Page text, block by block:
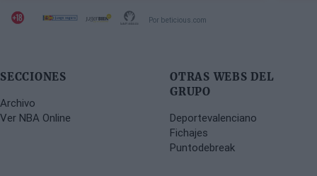
Por beticious.com
SECCIONES
Archivo
Ver NBA Online
OTRAS WEBS DEL
GRUPO
Deportevalenciano
Fichajes
Puntodebreak